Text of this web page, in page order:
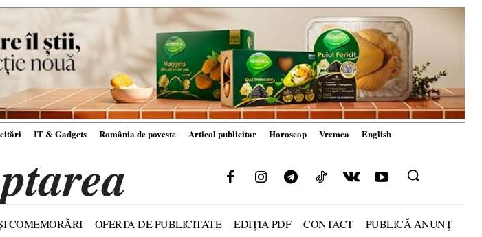
IT & Gadgets România de poveste Articol publicitar Horoscop Vremea English
COMEMORĂRI OFERTA DE PUBLICITATE EDIȚIA PDF CONTACT PUBLICĂ ANUNȚ